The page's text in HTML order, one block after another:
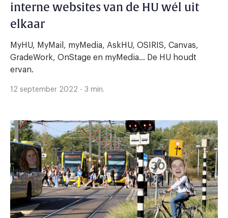
interne websites van de HU wél uit
elkaar
MyHU, MyMail, myMedia, AskHU, OSIRIS, Canvas,
GradeWork, OnStage en myMedia… De HU houdt
ervan.
12 september 2022 - 3 min.